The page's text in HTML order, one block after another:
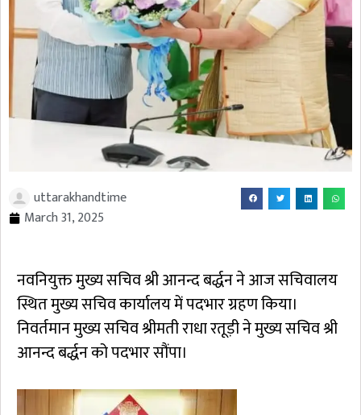
uttarakhandtime
March 31, 2025
नवनियुक्त मुख्य सचिव श्री आनन्द बर्द्धन ने आज सचिवालय
स्थित मुख्य सचिव कार्यालय में पदभार ग्रहण किया।
निवर्तमान मुख्य सचिव श्रीमती राधा रतूड़ी ने मुख्य सचिव श्री
आनन्द बर्द्धन को पदभार सौंपा।